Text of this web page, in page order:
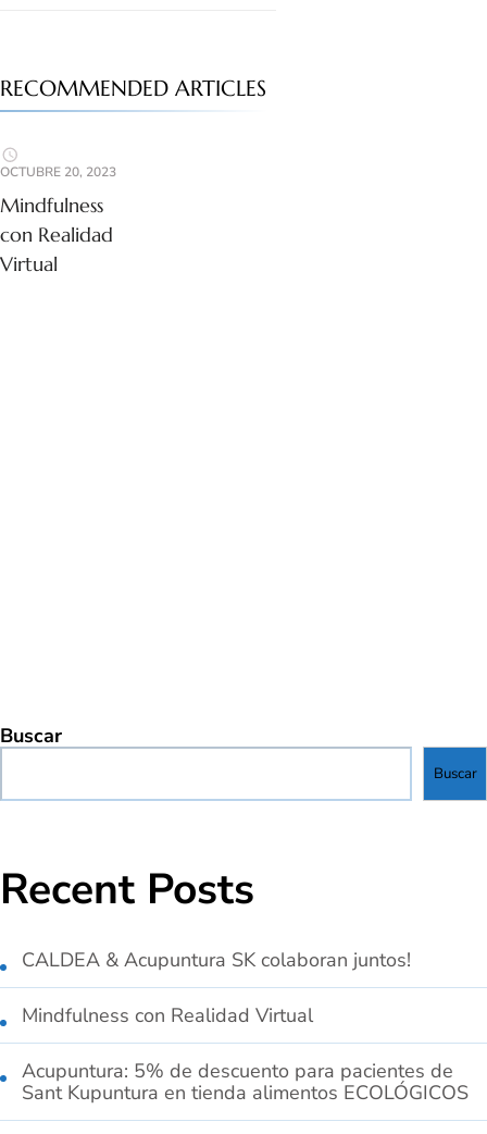
RECOMMENDED ARTICLES
OCTUBRE 20, 2023
Mindfulness
con Realidad
Virtual
Buscar
Buscar
Recent Posts
CALDEA & Acupuntura SK colaboran juntos!
Mindfulness con Realidad Virtual
Acupuntura: 5% de descuento para pacientes de
Sant Kupuntura en tienda alimentos ECOLÓGICOS